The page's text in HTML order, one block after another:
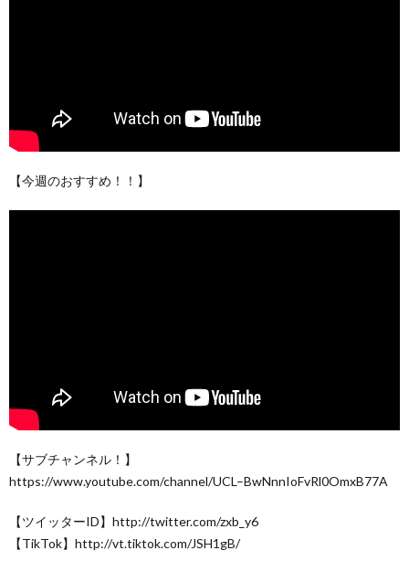
【今週のおすすめ！！】
【サブチャンネル！】
https://www.youtube.com/channel/UCL–BwNnnIoFvRl0OmxB77A
【ツイッターID】http://twitter.com/zxb_y6
【TikTok】http://vt.tiktok.com/JSH1gB/